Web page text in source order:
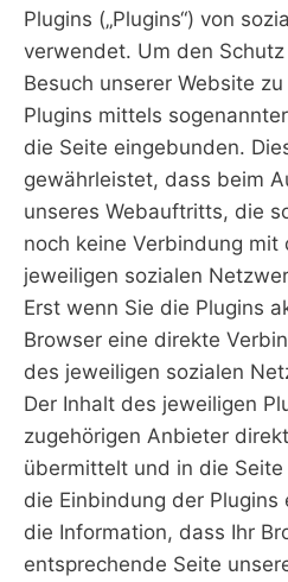
Plugins („Plugins“) von
verwendet. Um den
Besuch unserer Website
Plugins mittels
die Seite eingebunden.
gewährleistet, dass beim
unseres Webauftritts, die
noch keine Verbindung mit
jeweiligen sozialen
Erst wenn Sie die Plugins
Browser eine direkte
des jeweiligen sozialen
Der Inhalt des jeweiligen
zugehörigen Anbieter
übermittelt und in die
die Einbindung der
die Information, dass Ihr
entsprechende Seite